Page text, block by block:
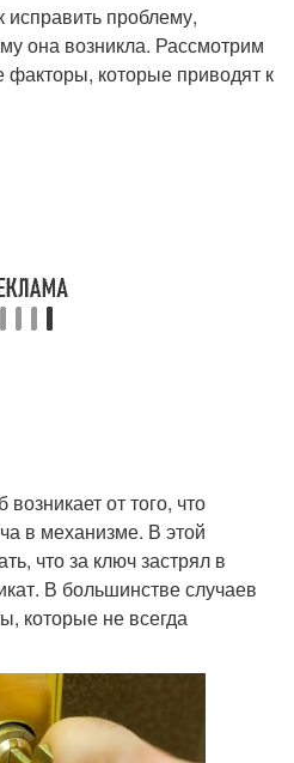
исправить проблему,
она возникла. Рассмотрим
которые приводят к
от того, что
в механизме. В этой
что за ключ застрял в
В большинстве случаев
которые не всегда